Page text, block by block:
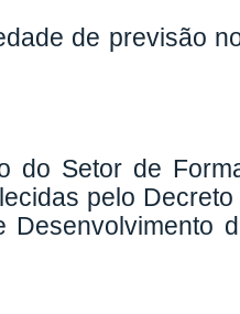
de previsão
do Setor de
pelo
Desenvolvimento